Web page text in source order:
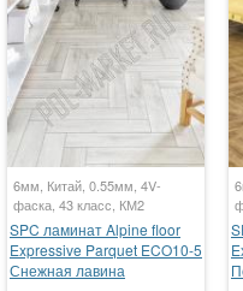
6мм, Китай, 0.55мм, 4V-
фаска, 43 класс, КМ2
SPC ламинат Alpine floor
Expressive Parquet ECO10-5
Снежная лавина